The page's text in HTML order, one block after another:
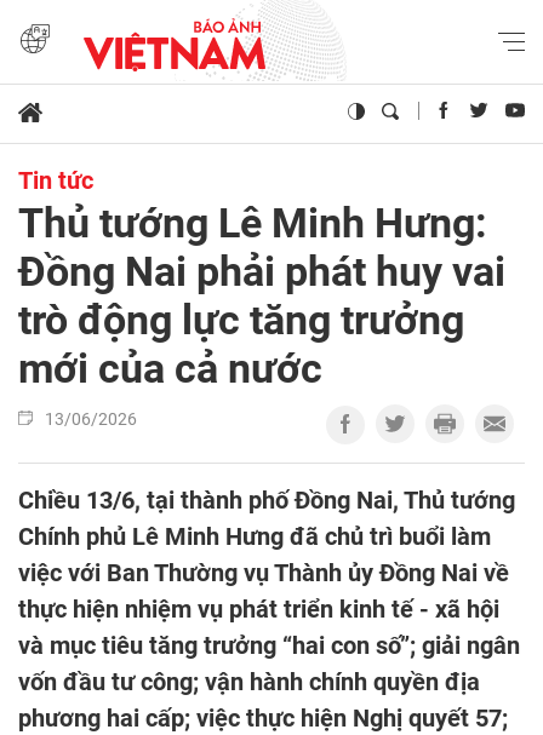
Tin tức
Thủ tướng Lê Minh Hưng:
Đồng Nai phải phát huy vai
trò động lực tăng trưởng
mới của cả nước
13/06/2026
Chiều 13/6, tại thành phố Đồng Nai, Thủ tướng
Chính phủ Lê Minh Hưng đã chủ trì buổi làm
việc với Ban Thường vụ Thành ủy Đồng Nai về
thực hiện nhiệm vụ phát triển kinh tế - xã hội
và mục tiêu tăng trưởng “hai con số”; giải ngân
vốn đầu tư công; vận hành chính quyền địa
phương hai cấp; việc thực hiện Nghị quyết 57;